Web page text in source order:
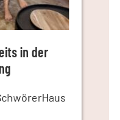
in der